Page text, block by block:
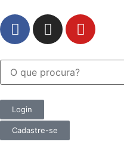
Login
Cadastre-se